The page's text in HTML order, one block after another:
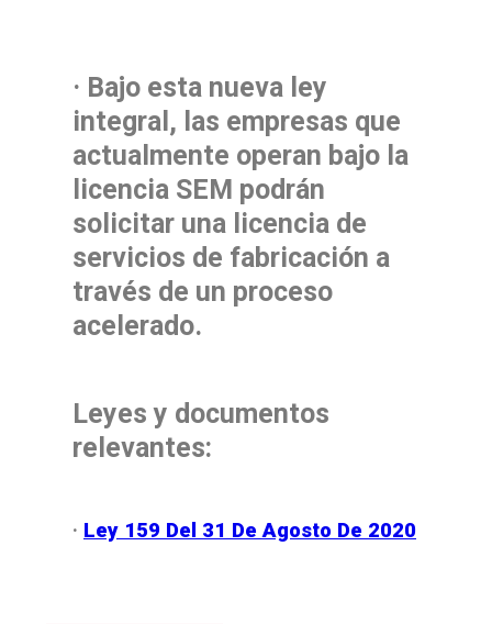
· Bajo esta nueva ley
integral, las empresas que
actualmente operan bajo la
licencia SEM podrán
solicitar una licencia de
servicios de fabricación a
través de un proceso
acelerado.
Leyes y documentos
relevantes:
· Ley 159 Del 31 De Agosto De 2020